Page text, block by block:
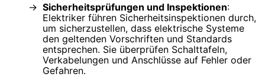
Sicherheitsprüfungen und Inspektionen:
Elektriker führen Sicherheitsinspektionen durch,
um sicherzustellen, dass elektrische Systeme
den geltenden Vorschriften und Standards
entsprechen. Sie überprüfen Schalttafeln,
Verkabelungen und Anschlüsse auf Fehler oder
Gefahren.